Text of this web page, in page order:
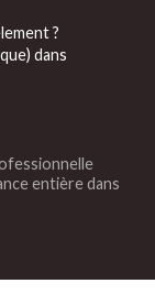
?
dans
entière dans